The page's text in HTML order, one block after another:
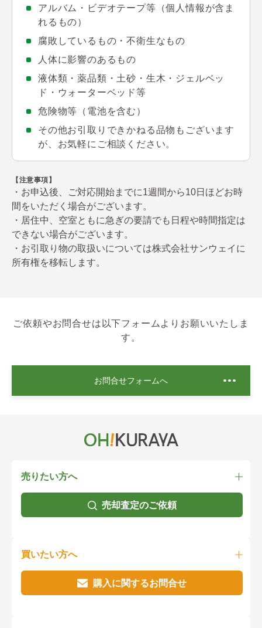
アルバム・ビデオテープ等（個人情報が含ま
れるもの）
腐敗しているもの・不衛生なもの
人体に影響のあるもの
液体類・薬品類・土砂・生木・ジェルベッ
ド・ウォーターベッド等
危険物等（電池を含む）
その他お引取りできかねる品物もございます
が、お気軽にご相談ください。
【注意事項】
・お申込後、ご対応開始までに1週間から10日ほどお時
間をいただく場合がございます。
・居住中、空室ともに急ぎの要請でも日程や時間指定は
できない場合がございます。
・お引取り物の取扱いについては株式会社サンウェイに
所有権を移転します。
ご依頼やお問合せは以下フォームよりお願いいたしま
す。
お問合せフォームへ
売りたい方へ
売却査定のご依頼
買いたい方へ
購入に関するお問合せ